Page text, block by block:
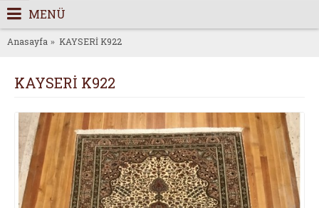
MENÜ
Anasayfa KAYSERİ K922
KAYSERİ K922